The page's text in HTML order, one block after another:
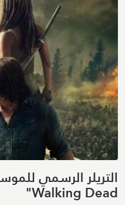
Walking Dead"